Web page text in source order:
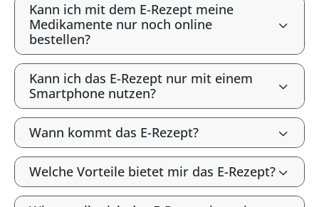
Kann ich mit dem E-Rezept meine
Medikamente nur noch online
bestellen?
Kann ich das E-Rezept nur mit einem
Smartphone nutzen?
Wann kommt das E-Rezept?
Welche Vorteile bietet mir das E-Rezept?